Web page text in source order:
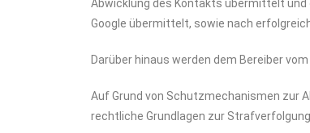
Abwicklung des Kontakts übermittelt und
Google übermittelt, sowie nach
Darüber hinaus werden dem Bereiber
Auf Grund von Schutzmechanismen zur
rechtliche Grundlagen zur Strafverfolgung.